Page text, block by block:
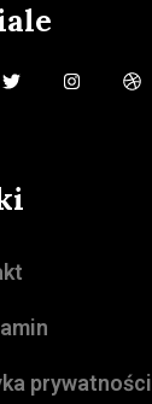
prywatności